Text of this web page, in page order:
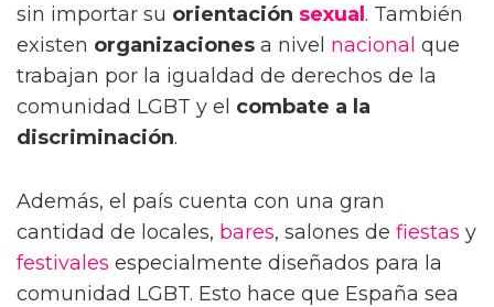
sin importar su orientación sexual . También
existen organizaciones a nivel nacional que
trabajan por la igualdad de derechos de la
comunidad LGBT y el combate a la
discriminación.
Además, el país cuenta con una gran
cantidad de locales, bares, salones de fiestas y
festivales especialmente diseñados para la
comunidad LGBT. Esto hace que España sea